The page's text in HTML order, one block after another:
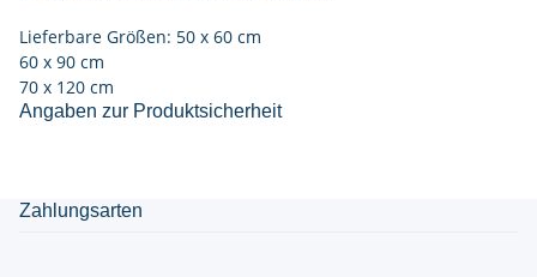
Lieferbare Größen: 50 x 60 cm
60 x 90 cm
70 x 120 cm
Angaben zur Produktsicherheit
Zahlungsarten